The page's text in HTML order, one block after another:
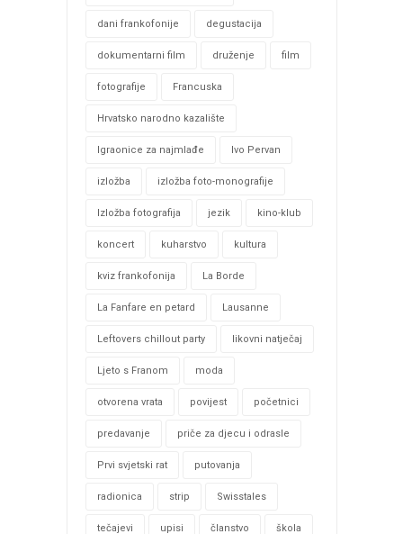
dani frankofonije degustacija
dokumentarni film druženje film
fotografije Francuska
Hrvatsko narodno kazalište
Igraonice za najmlađe Ivo Pervan
izložba izložba foto-monografije
Izložba fotografija jezik kino-klub
koncert kuharstvo kultura
kviz frankofonija La Borde
La Fanfare en petard Lausanne
Leftovers chillout party likovni natječaj
Ljeto s Franom moda
otvorena vrata povijest početnici
predavanje priče za djecu i odrasle
Prvi svjetski rat putovanja
radionica strip Swisstales
tečajevi upisi članstvo škola